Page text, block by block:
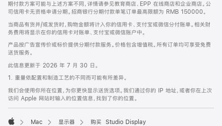
期付款方案可能与上述方案不同，详情请参见教育商店、EPP 在线商店和企业商店。公
司信用卡无资格申请分期。招商银行分期付款单笔订单最高限额为 RMB 150000。
当商品有货并/或发货时，购物金额将计入你的信用卡、支付宝或微信分付账单。相关财
务费用将显示在你的信用卡对账单、支付宝或微信账户中。
产品按广告宣传价或标价提供分期付款服务。价格包含增值税。所有订单均可享受免费
送货服务。
此信息更新于 2026 年 7 月 30 日。
1. 重量依配置和制造工艺的不同而可能有所差异。
我们会使用你所在位置，为你更快显示送货选项。我们通过你的 IP 地址，或者你在上次
访问 Apple 网站时输入的位置信息，找到了你的位置。
Mac 显示器 购买 Studio Display